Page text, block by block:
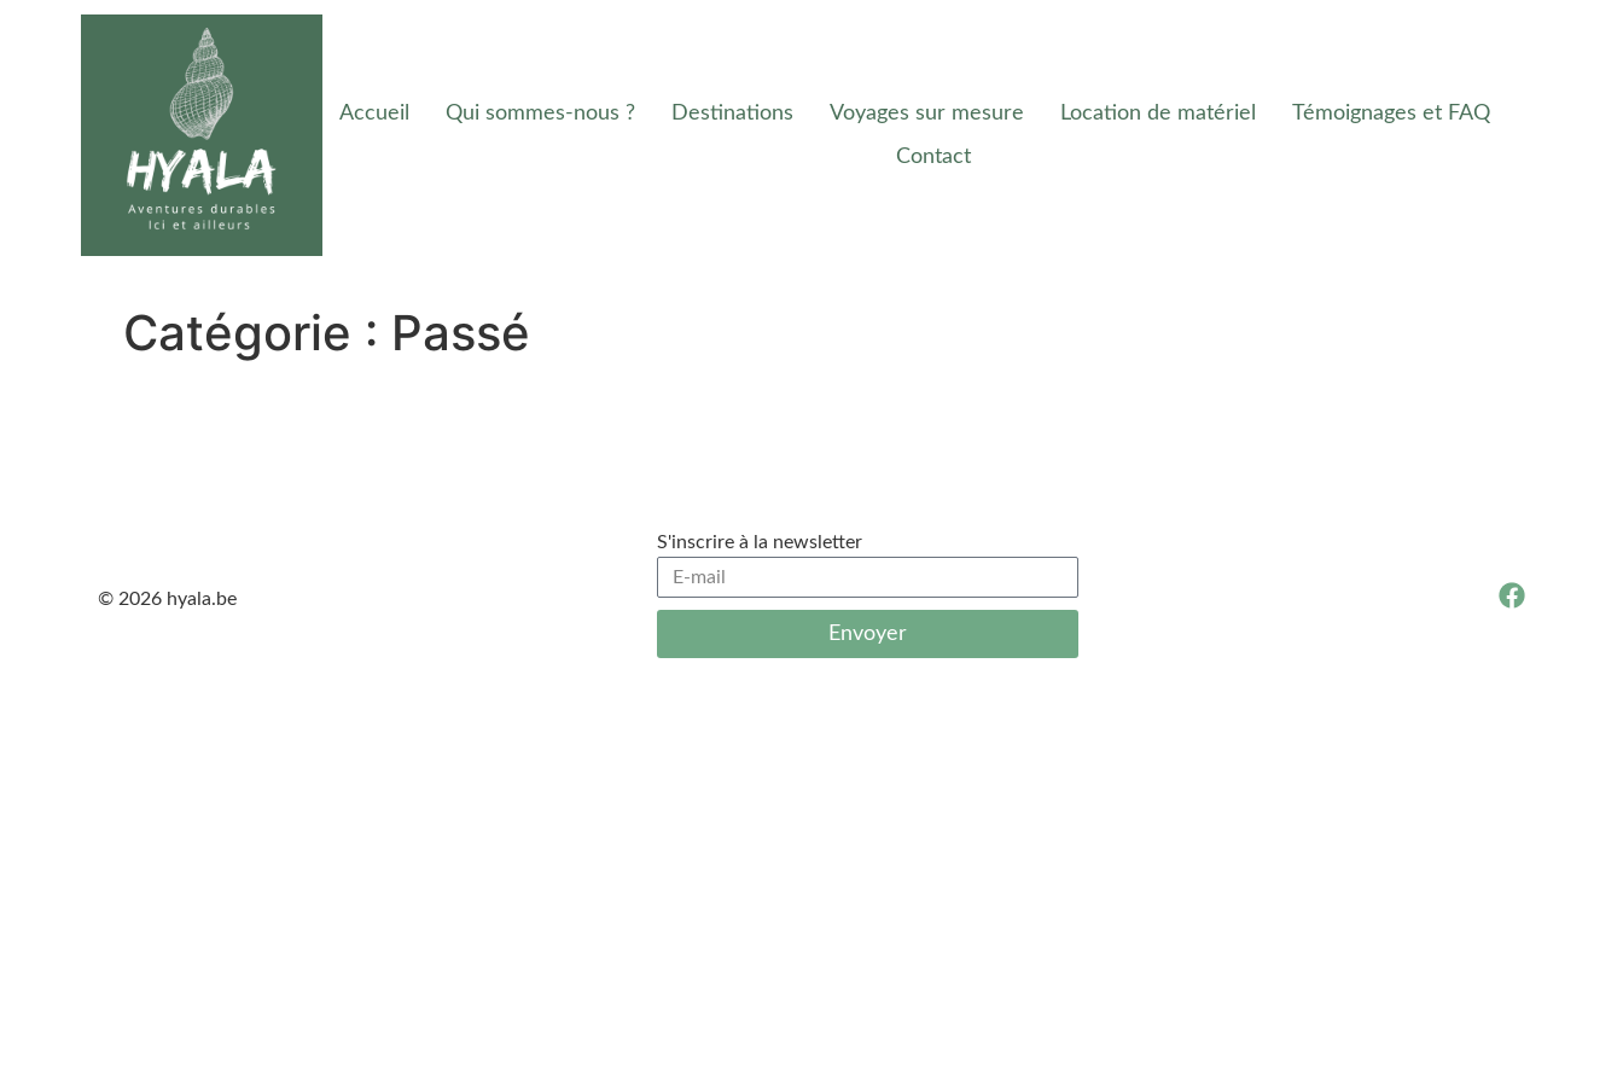
Accueil Qui sommes-nous ? Destinations Voyages sur mesure Location de matériel
Témoignages et FAQ
Contact
Catégorie : Passé
© 2026 hyala.be
S'inscrire à la newsletter
Envoyer